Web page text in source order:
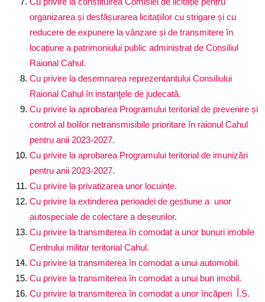
organizarea și desfășurarea licitațiilor cu strigare și cu
reducere de expunere la vânzare și de transmitere în
locațiune a patrimoniului public administrat de Consiliul
Raional Cahul.
Cu privire la desemnarea reprezentantului Consiliului
Raional Cahul în instanţele de judecată.
Cu privire la aprobarea Programului teritorial de prevenire și
control al bolilor netransmisibile prioritare în raionul Cahul
pentru anii 2023-2027.
Cu privire la aprobarea Programului teritorial de imunizări
pentru anii 2023-2027.
Cu privire la privatizarea unor locuințe.
Cu privire la extinderea perioadei de gestiune a unor
autospeciale de colectare a deșeurilor.
Cu privire la transmiterea în comodat a unor bunuri imobile
Centrului militar teritorial Cahul.
Cu privire la transmiterea în comodat a unui automobil.
Cu privire la transmiterea în comodat a unui bun imobil.
Cu privire la transmiterea în comodat a unor încăperi Î.S.